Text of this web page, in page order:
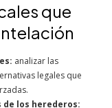
que
analizar las
legales que
los herederos: